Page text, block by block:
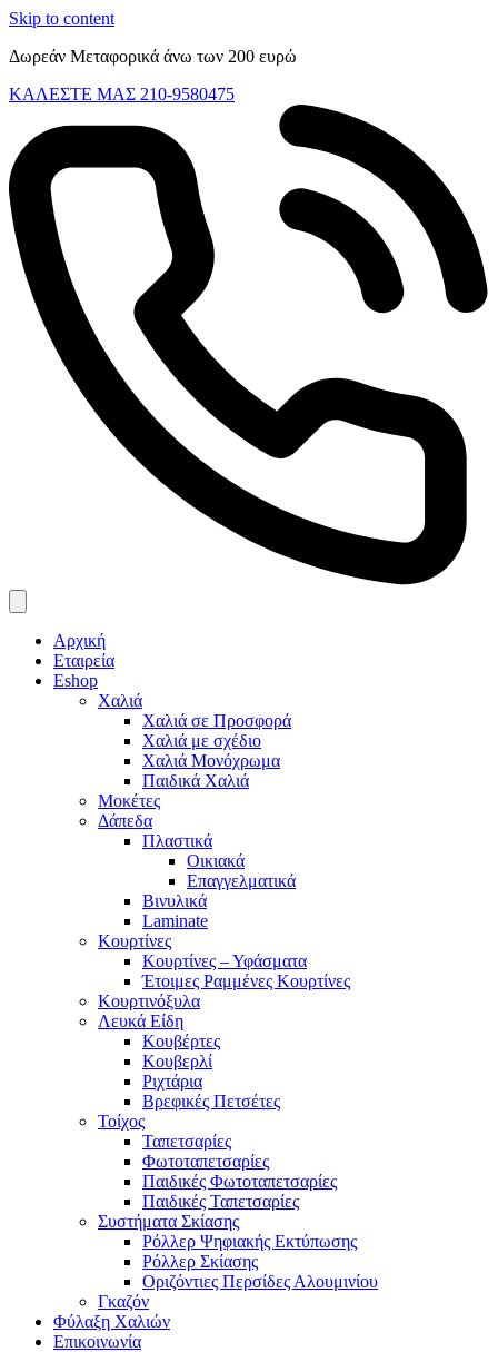
Skip to content
Δωρεάν Μεταφορικά άνω των 200 ευρώ
ΚΑΛΕΣΤΕ ΜΑΣ 210-9580475
Αρχική
Εταιρεία
Eshop
Χαλιά
Χαλιά σε Προσφορά
Χαλιά με σχέδιο
Χαλιά Μονόχρωμα
Παιδικά Χαλιά
Μοκέτες
Δάπεδα
Πλαστικά
Οικιακά
Επαγγελματικά
Βινυλικά
Laminate
Κουρτίνες
Κουρτίνες – Υφάσματα
Έτοιμες Ραμμένες Κουρτίνες
Κουρτινόξυλα
Λευκά Είδη
Κουβέρτες
Κουβερλί
Ριχτάρια
Βρεφικές Πετσέτες
Τοίχος
Ταπετσαρίες
Φωτοταπετσαρίες
Παιδικές Φωτοταπετσαρίες
Παιδικές Ταπετσαρίες
Συστήματα Σκίασης
Ρόλλερ Ψηφιακής Εκτύπωσης
Ρόλλερ Σκίασης
Οριζόντιες Περσίδες Αλουμινίου
Γκαζόν
Φύλαξη Χαλιών
Επικοινωνία